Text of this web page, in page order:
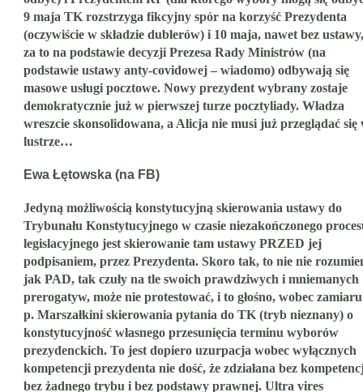
9 maja TK rozstrzyga fikcyjny spór na korzyść Prezydenta
(oczywiście w składzie dublerów) i 10 maja, nawet bez ustawy,
za to na podstawie decyzji Prezesa Rady Ministrów (na
podstawie ustawy anty-covidowej – wiadomo) odbywają się
masowe usługi pocztowe. Nowy prezydent wybrany zostaje
demokratycznie już w pierwszej turze pocztyliady. Władza
wreszcie skonsolidowana, a Alicja nie musi już przeglądać się
lustrze…
Ewa Łętowska (na FB)
Jedyną możliwością konstytucyjną skierowania ustawy do
Trybunału Konstytucyjnego w czasie niezakończonego
legislacyjnego jest skierowanie tam ustawy PRZED jej
podpisaniem, przez Prezydenta. Skoro tak, to nie nie
jak PAD, tak czuły na tle swoich prawdziwych i mniemanych
prerogatyw, może nie protestować, i to głośno, wobec zamiaru
p. Marszałkini skierowania pytania do TK (tryb nieznany) o
konstytucyjność własnego przesunięcia terminu wyborów
prezydenckich. To jest dopiero uzurpacja wobec wyłącznych
kompetencji prezydenta nie dość, że zdziałana bez
bez żadnego trybu i bez podstawy prawnej. Ultra vires